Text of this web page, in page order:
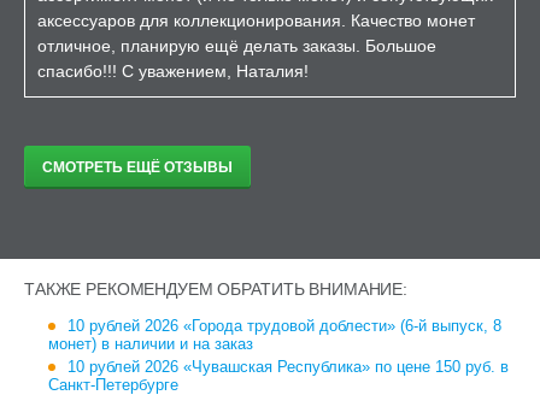
аксессуаров для коллекционирования. Качество монет
отличное, планирую ещё делать заказы. Большое
спасибо!!! С уважением, Наталия!
СМОТРЕТЬ ЕЩЁ ОТЗЫВЫ
ТАКЖЕ РЕКОМЕНДУЕМ ОБРАТИТЬ ВНИМАНИЕ:
10 рублей 2026 «Города трудовой доблести» (6-й выпуск, 8
монет) в наличии и на заказ
10 рублей 2026 «Чувашская Республика» по цене 150 руб. в
Санкт-Петербурге